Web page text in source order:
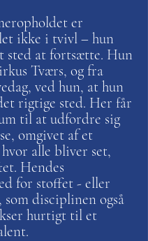
er
ikke i tvivl – hun
sted at fortsætte. Hun
Tværs, og fra
ved hun, at hun
rigtige sted. Her får
til at udfordre sig
omgivet af et
alle bliver set,
Hendes
for stoffet - eller
som disciplinen også
hurtigt til et